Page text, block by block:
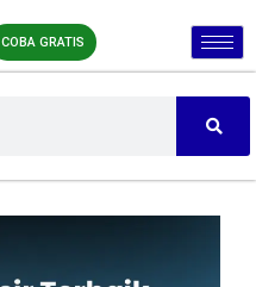
COBA GRATIS